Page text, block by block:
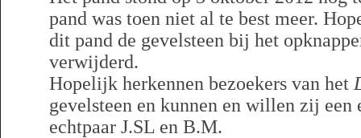
pand was toen niet al te best meer.
dit pand de gevelsteen bij het
verwijderd.
Hopelijk herkennen bezoekers van het
gevelsteen en kunnen en willen zij een
echtpaar J.SL en B.M.